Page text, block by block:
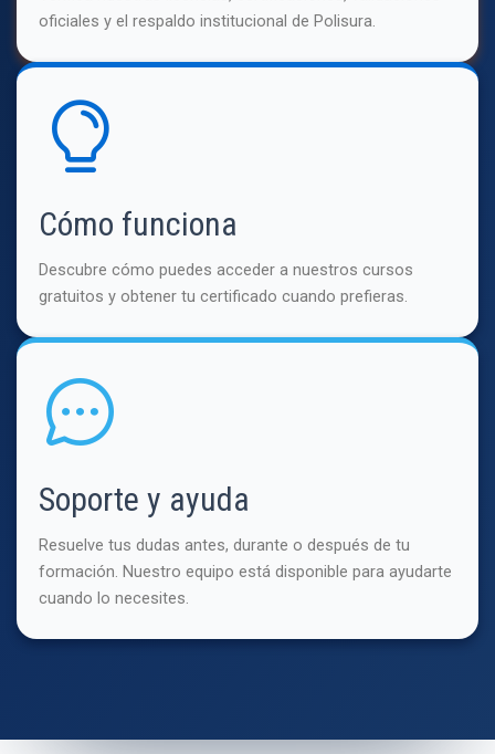
oficiales y el respaldo institucional de Polisura.
Cómo funciona
Descubre cómo puedes acceder a nuestros cursos
gratuitos y obtener tu certificado cuando prefieras.
Soporte y ayuda
Resuelve tus dudas antes, durante o después de tu
formación. Nuestro equipo está disponible para ayudarte
cuando lo necesites.